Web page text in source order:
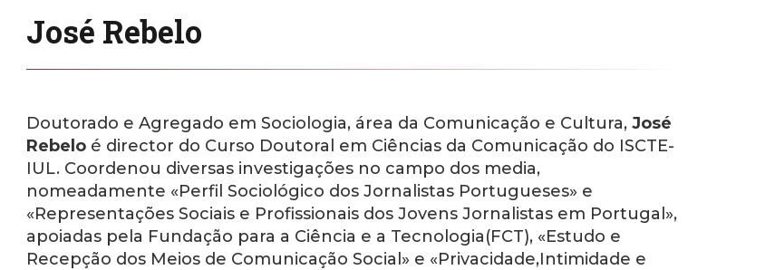
José Rebelo
Doutorado e Agregado em Sociologia, área da Comunicação e Cultura, José
Rebelo é director do Curso Doutoral em Ciências da Comunicação do ISCTE-
IUL. Coordenou diversas investigações no campo dos media,
nomeadamente «Perfil Sociológico dos Jornalistas Portugueses» e
«Representações Sociais e Profissionais dos Jovens Jornalistas em Portugal»,
apoiadas pela Fundação para a Ciência e a Tecnologia(FCT), «Estudo e
Recepção dos Meios de Comunicação Social» e «Privacidade,Intimidade e